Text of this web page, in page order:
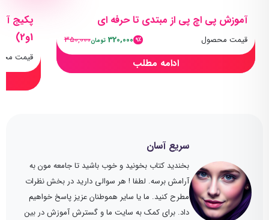
سریع آسان
بخندید کتاب بخونید و خوب باشید تا جامعه مون به
آرامش برسه. لطفا ! هر سوالی دارید در بخش نظرات
مطرح کنید. ما یا سایر هموطنان عزیز پاسخ خواهیم
داد. برای کمک به سایت ما و گسترش آموزش در بین
آموزش پی اچ پی از مبتدی تا حرفه ای
قیمت محصول 9٪ 320,000 تومان350,000
ادامه مطلب
1و2)
قیمت